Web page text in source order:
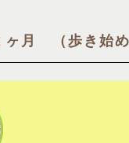
ヶ月 （歩き始め